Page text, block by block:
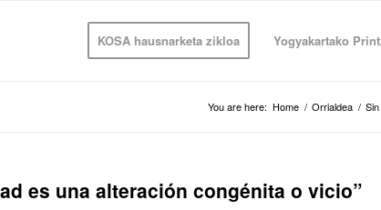
KOSA hausnarketa zikloa Yogyakartako
You are here: Home / Orrialdea /
es una alteración congénita o vicio”